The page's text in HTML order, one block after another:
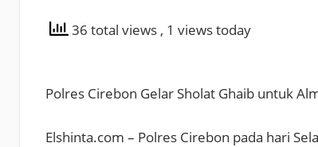
36 total views , 1 views today
Polres Cirebon Gelar Sholat Ghaib untuk
Elshinta.com – Polres Cirebon pada hari